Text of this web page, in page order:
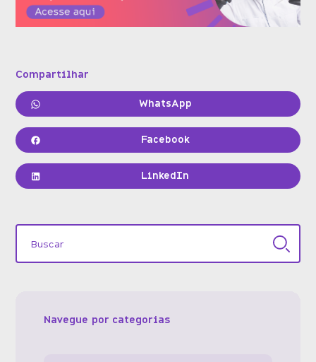
Compartilhar
WhatsApp
Facebook
LinkedIn
Navegue por categorias